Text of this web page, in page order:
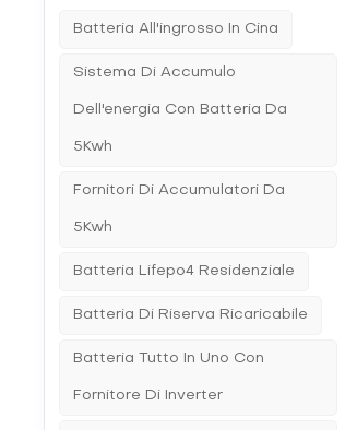
Batteria All'ingrosso In Cina
Sistema Di Accumulo
Dell'energia Con Batteria Da
5Kwh
Fornitori Di Accumulatori Da
5Kwh
Batteria Lifepo4 Residenziale
Batteria Di Riserva Ricaricabile
Batteria Tutto In Uno Con
Fornitore Di Inverter